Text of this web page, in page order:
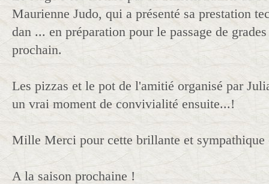
Maurienne Judo, qui a présenté sa prestation
dan ... en préparation pour le passage de
prochain.
Les pizzas et le pot de l'amitié organisé par
un vrai moment de convivialité ensuite...!
Mille Merci pour cette brillante et
A la saison prochaine !